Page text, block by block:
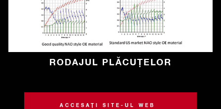
RODAJUL PLĂCUȚELOR
ACCESAȚI SITE-UL WEB